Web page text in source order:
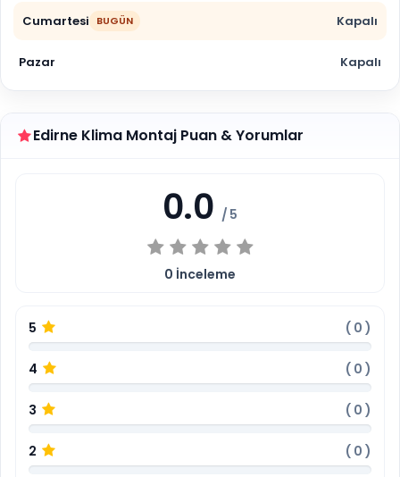
Cumartesi BUGÜN Kapalı
Pazar Kapalı
Edirne Klima Montaj Puan & Yorumlar
0.0 / 5
0 İnceleme
5 ( 0 )
4 ( 0 )
3 ( 0 )
2 ( 0 )